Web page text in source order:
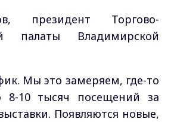
президент Торгово-
палаты Владимирской
Мы это замеряем, где-то
8-10 тысяч посещений за
Появляются новые,